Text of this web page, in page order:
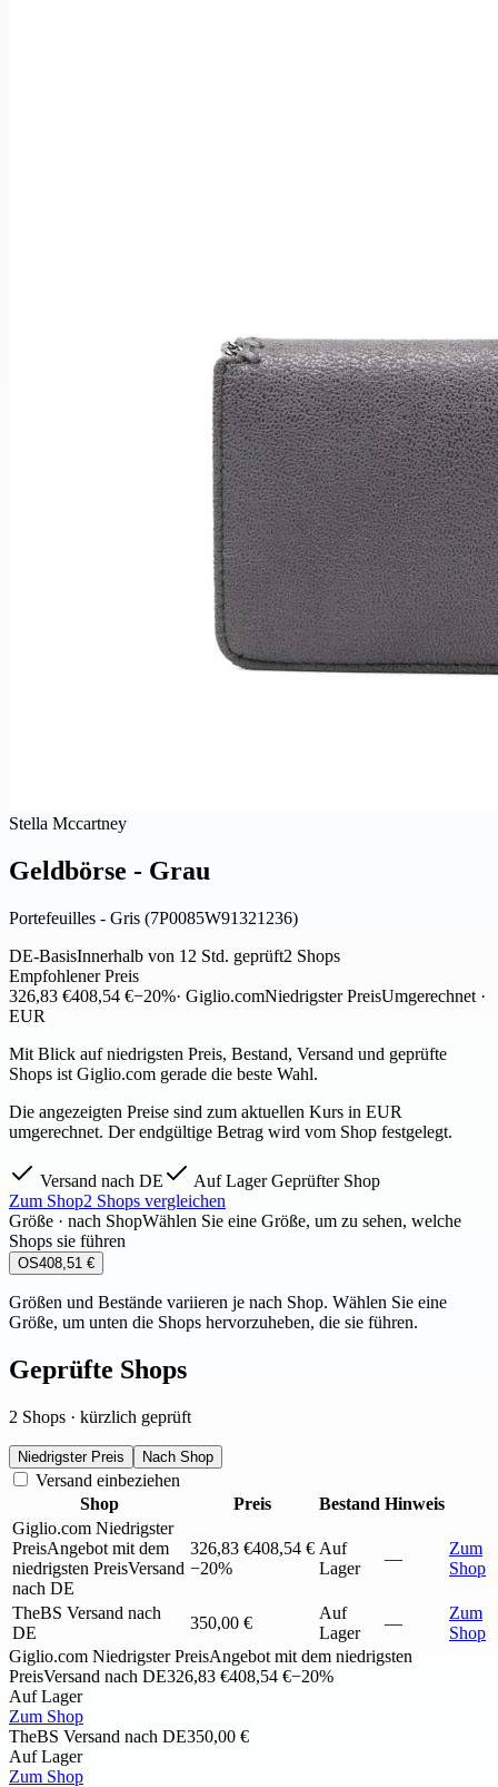
Stella Mccartney
Geldbörse - Grau
Portefeuilles - Gris (7P0085W91321236)
DE-BasisInnerhalb von 12 Std. geprüft2 Shops
Empfohlener Preis
326,83 €408,54 €−20%· Giglio.comNiedrigster PreisUmgerechnet ·
EUR
Mit Blick auf niedrigsten Preis, Bestand, Versand und geprüfte
Shops ist Giglio.com gerade die beste Wahl.
Die angezeigten Preise sind zum aktuellen Kurs in EUR
umgerechnet. Der endgültige Betrag wird vom Shop festgelegt.
Versand nach DE Auf LagerGeprüfter Shop
Zum Shop2 Shops vergleichen
Größe · nach ShopWählen Sie eine Größe, um zu sehen, welche
Shops sie führen
OS408,51 €
Größen und Bestände variieren je nach Shop. Wählen Sie eine
Größe, um unten die Shops hervorzuheben, die sie führen.
Geprüfte Shops
2 Shops · kürzlich geprüft
Niedrigster Preis Nach Shop
Versand einbeziehen
Shop
Preis Bestand Hinweis
Giglio.com Niedrigster
PreisAngebot mit dem
niedrigsten PreisVersand
nach DE
326,83 €408,54 €
−20%
Auf
Lager
—
Zum
Shop
TheBS Versand nach
DE
350,00 €
Auf
Lager
—
Zum
Shop
Giglio.com Niedrigster PreisAngebot mit dem niedrigsten
PreisVersand nach DE326,83 €408,54 €−20%
Auf Lager
Zum Shop
TheBS Versand nach DE350,00 €
Auf Lager
Zum Shop